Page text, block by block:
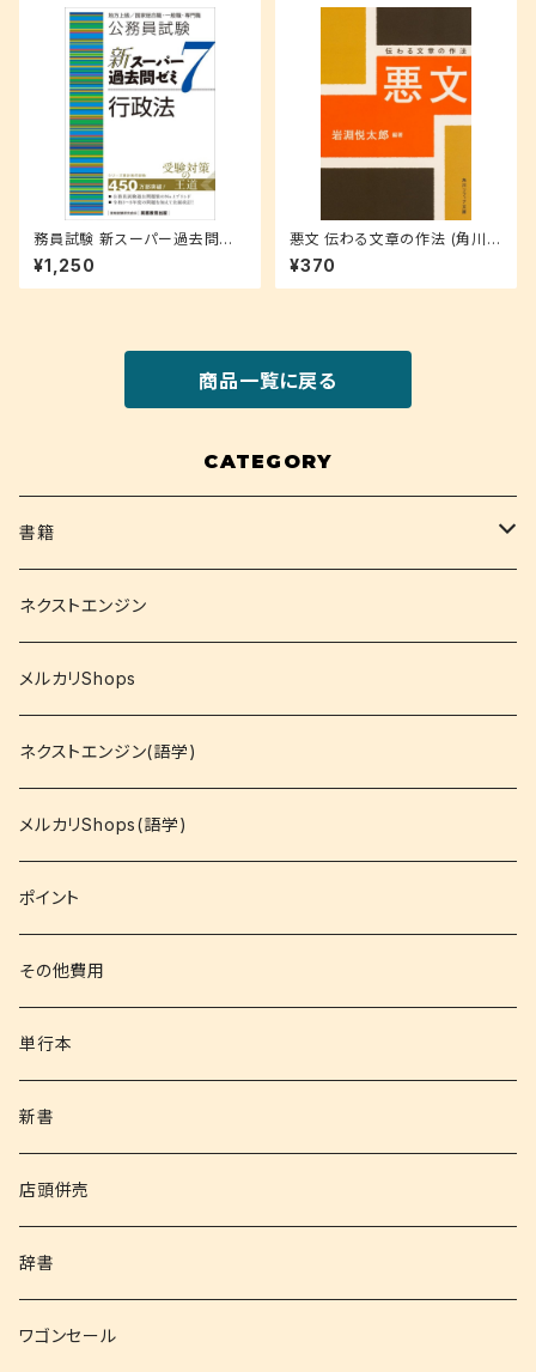
務員試験 新スーパー過去問ゼ
ミ 7 行政法
¥1,250
悪文 伝わる文章の作法 (角川ソ
フィア文庫)
¥370
商品一覧に戻る
CATEGORY
書籍
関西大学テキスト
就活
資格
コミック
文庫
その他書籍
書籍以外
ネクストエンジン
メルカリShops
ネクストエンジン(語学)
メルカリShops(語学)
ポイント
その他費用
単行本
新書
店頭併売
辞書
ワゴンセール